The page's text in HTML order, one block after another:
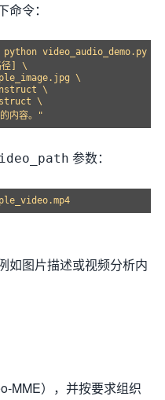
令：
python video_audio_demo.py \
径] \
\
\
\
参数：
如图片描述或视频分析内
MME），并按要求组织